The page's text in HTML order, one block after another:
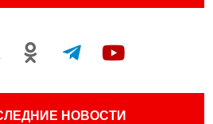
НОВОСТИ